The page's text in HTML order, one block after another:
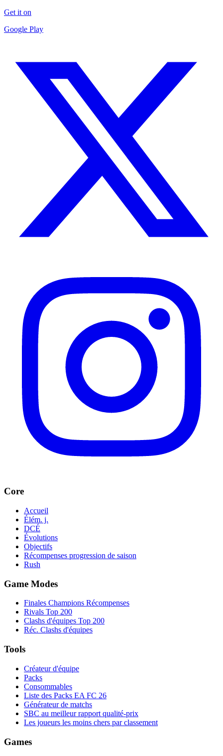
Get it on
Google Play
Core
Accueil
Élém. j.
DCÉ
Évolutions
Objectifs
Récompenses progression de saison
Rush
Game Modes
Finales Champions Récompenses
Rivals Top 200
Clashs d'équipes Top 200
Réc. Clashs d'équipes
Tools
Créateur d'équipe
Packs
Consommables
Liste des Packs EA FC 26
Générateur de matchs
SBC au meilleur rapport qualité-prix
Les joueurs les moins chers par classement
Games